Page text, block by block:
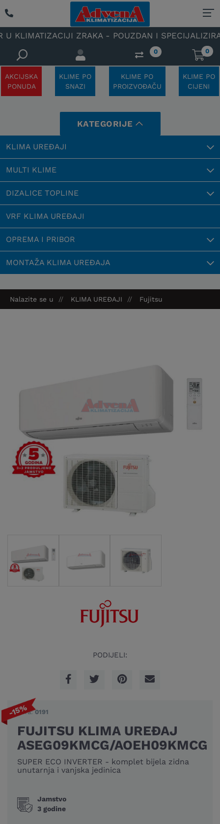
ZRAKA - POUZDAN I SPECIJALIZIRAN
0 0
AKCIJSKA
PONUDA
KLIME PO
SNAZI
KLIME PO
PROIZVOĐAČU
KLIME PO
CIJENI
KATEGORIJE
KLIMA UREĐAJI
MULTI KLIME
DIZALICE TOPLINE
VRF KLIMA UREĐAJI
OPREMA I PRIBOR
MONTAŽA KLIMA UREĐAJA
Nalazite se u KLIMA UREĐAJI Fujitsu
PODIJELI:
-15%
Šifra:0191
FUJITSU KLIMA UREĐAJ
ASEG09KMCG/AOEH09KMCG
SUPER ECO INVERTER - komplet bijela zidna
unutarnja i vanjska jedinica
Jamstvo
3 godine